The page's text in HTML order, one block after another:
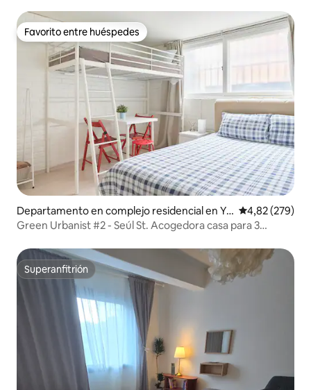
personas, 2 minutos a pie del metro, ascensor
Favorito entre huéspedes
Favorito entre huéspedes
Departamento en complejo residencial en Yo
ngsan-gu
Calificación
4,82 (279)
Green Urbanist #2 - Seúl St. Acogedora casa para 3
Superanfitrión
Superanfitrión